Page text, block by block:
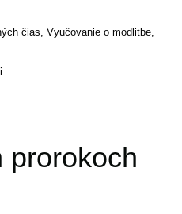
čias Vyučovanie o modlitbe,
prorokoch